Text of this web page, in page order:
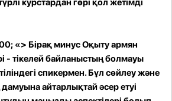
«> БірақминусОқыту армян
- тікелей байланыстың болмауы
спикермен. Бұл сөйлеу және
айтарлықтай әсер етуі